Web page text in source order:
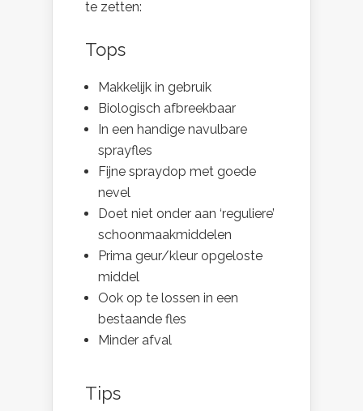
te zetten:
Tops
Makkelijk in gebruik
Biologisch afbreekbaar
In een handige navulbare
sprayfles
Fijne spraydop met goede
nevel
Doet niet onder aan ‘reguliere’
schoonmaakmiddelen
Prima geur/kleur opgeloste
middel
Ook op te lossen in een
bestaande fles
Minder afval
Tips